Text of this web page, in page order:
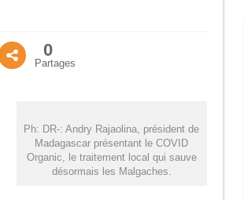
0
Partages
Ph: DR-: Andry Rajaolina, président de
Madagascar présentant le COVID
Organic, le traitement local qui sauve
désormais les Malgaches.